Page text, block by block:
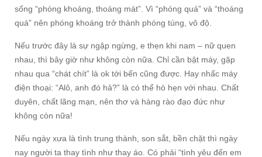
sống “phóng khoáng, thoáng mát”. Vì “phóng quá” và “thoáng
quá” nên phóng khoáng trở thành phóng túng, vô độ.
Nếu trước đây là sự ngập ngừng, e thẹn khi nam – nữ quen
nhau, thì bây giờ như không còn nữa. Chỉ cần bật máy, gặp
nhau qua “chát chít” là ok tới bến cũng được. Hay nhấc máy
điện thoại: “Alô, anh đó hả?” là có thể hò hẹn với nhau. Chất
duyên, chất lãng mạn, nên thơ và hàng rào đạo đức như
không còn nữa!
Nếu ngày xưa là tình trung thành, son sắt, bền chặt thì ngày
nay người ta thay tình như thay áo. Có phải “tình yêu đến em